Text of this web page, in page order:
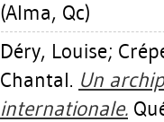
(Alma, Qc)
Déry, Louise;
Chantal. Un
internationale.